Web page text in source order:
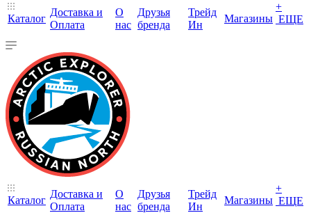
Каталог
Доставка и
Оплата
О
нас
Друзья
бренда
Трейд
Ин
Магазины
+
ЕЩЕ
Каталог
Доставка и
Оплата
О
нас
Друзья
бренда
Трейд
Ин
Магазины
+
ЕЩЕ